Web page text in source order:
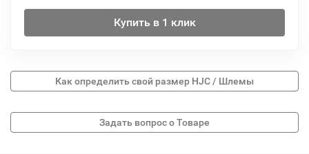
Купить в 1 клик
Как определить свой размер HJC / Шлемы